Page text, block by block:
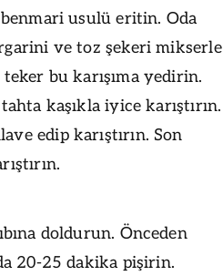
usulü eritin. Oda
ve toz şekeri mikserle
bu karışıma yedirin.
kaşıkla iyice karıştırın.
edip karıştırın. Son
doldurun. Önceden
20-25 dakika pişirin.